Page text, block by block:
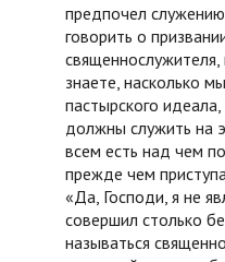
предпочел
говорить о
знаете, насколько
пастырского
должны служить на
всем есть над чем
прежде чем
«Да, Господи, я не
совершил столько
называться